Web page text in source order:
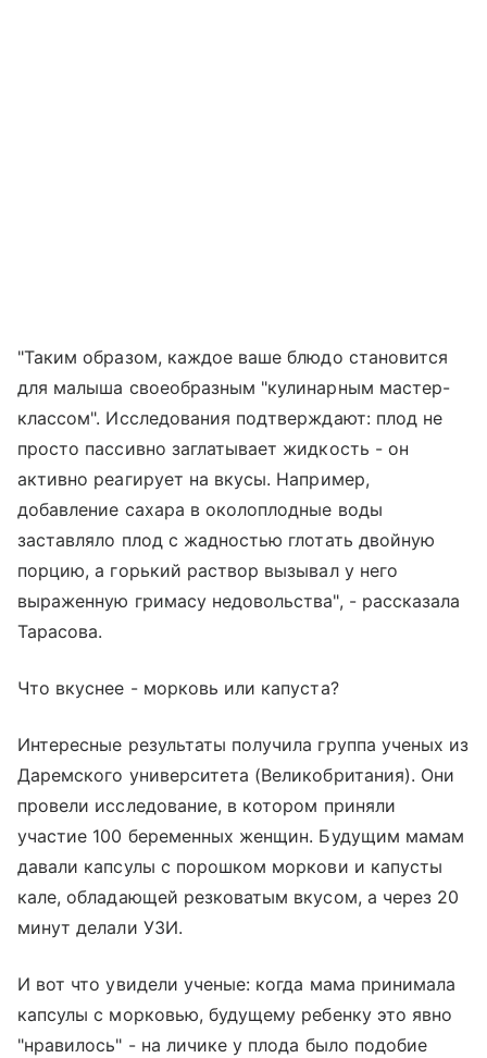
"Таким образом, каждое ваше блюдо становится
для малыша своеобразным "кулинарным мастер-
классом". Исследования подтверждают: плод не
просто пассивно заглатывает жидкость - он
активно реагирует на вкусы. Например,
добавление сахара в околоплодные воды
заставляло плод с жадностью глотать двойную
порцию, а горький раствор вызывал у него
выраженную гримасу недовольства", - рассказала
Тарасова.
Что вкуснее - морковь или капуста?
Интересные результаты получила группа ученых из
Даремского университета (Великобритания). Они
провели исследование, в котором приняли
участие 100 беременных женщин. Будущим мамам
давали капсулы с порошком моркови и капусты
кале, обладающей резковатым вкусом, а через 20
минут делали УЗИ.
И вот что увидели ученые: когда мама принимала
капсулы с морковью, будущему ребенку это явно
"нравилось" - на личике у плода было подобие